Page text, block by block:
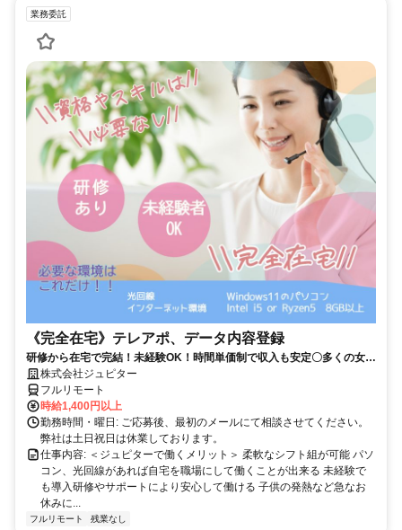
業務委託
《完全在宅》テレアポ、データ内容登録
研修から在宅で完結！未経験OK！時間単価制で収入も安定〇多くの女性
の方が活躍中！隙間時間有効活用！
株式会社ジュピター
フルリモート
時給1,400円以上
勤務時間・曜日: ご応募後、最初のメールにて相談させてください。
弊社は土日祝日は休業しております。
仕事内容: ＜ジュピターで働くメリット＞ 柔軟なシフト組が可能 パソ
コン、光回線があれば自宅を職場にして働くことが出来る 未経験で
も導入研修やサポートにより安心して働ける 子供の発熱など急なお
休みに...
フルリモート 残業なし